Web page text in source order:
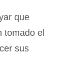
que
tomado el
sus